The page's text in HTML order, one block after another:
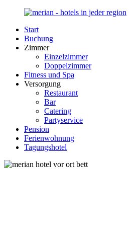
Zurück
Inhalt
Merian-
Hotel.de
Portal
Unterkunft
Deutschland
Start
Buchung
Zimmer
Einzelzimmer
Doppelzimmer
Fitness und Spa
Versorgung
Restaurant
Bar
Catering
Partyservice
Pension
Ferienwohnung
Tagungshotel